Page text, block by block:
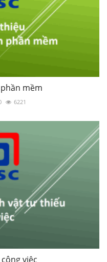
mềm
6221
việc